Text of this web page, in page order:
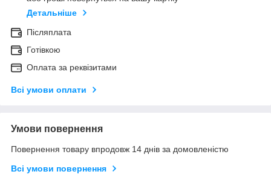
Детальніше
Післяплата
Готівкою
Оплата за реквізитами
Всі умови оплати
Умови повернення
Повернення товару впродовж 14 днів за домовленістю
Всі умови повернення